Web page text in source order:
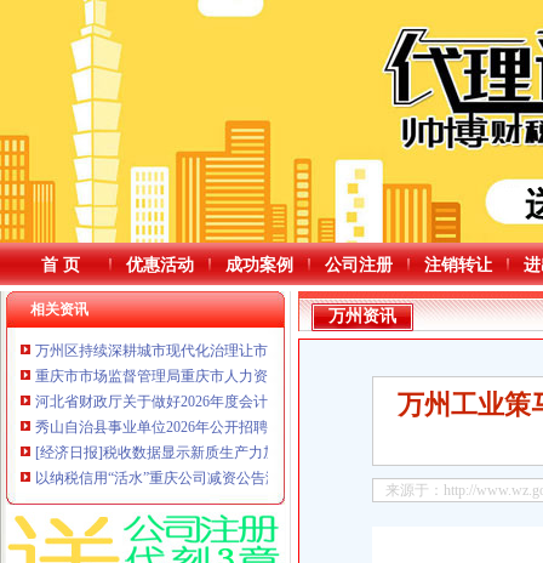
首 页 优惠活动 成功案例 公司注册 注销转让
相关资讯
万州区持续深耕城市现代化治理让市民的重庆公司减资规则幸福感在家门口持
重庆市市场监督管理局重庆市人力资源和社会保障局关于遴选试点食品安全管
河北省财政厅关于做好2026年度会计专业技术人员专业科目继续教育的重庆公
秀山自治县事业单位2026年公开招聘拟聘人员公示（第二批）
[经济日报]税收数据显示新质生产力加速成长
以纳税信用“活水”重庆公司减资公告激发小微实体活力——国家税务总局、国
万州资讯
万州工业策
来源于：http://